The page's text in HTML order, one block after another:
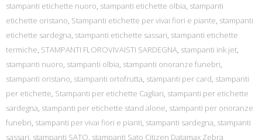
stampanti etichette nuoro, stampanti etichette olbia, stampanti
etichette oristano, Stampanti etichette per vivai fiori e piante, stampanti
etichette sardegna, stampanti etichette sassari, stampanti etichette
termiche, STAMPANTI FLOROVIVAISTI SARDEGNA, stampanti ink jet,
stampanti nuoro, stampanti olbia, stampanti onoranze funebri,
stampanti oristano, stampanti ortofrutta, stampanti per card, stampanti
per etichette, Stampanti per etichette Cagliari, stampanti per etichette
sardegna, stampanti per etichette stand alone, stampanti per onoranze
funebri, stampanti per vivai fiori e pianti, stampanti sardegna, stampanti
sassari, stampanti SATO, stampanti Sato Citizen Datamax Zebra